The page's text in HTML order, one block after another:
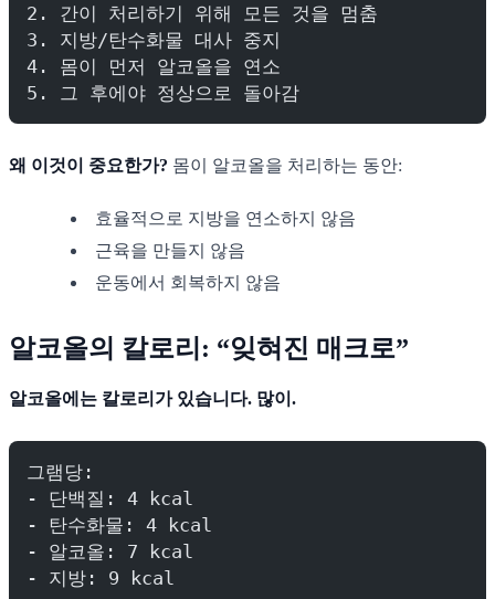
2. 간이 처리하기 위해 모든 것을 멈춤
3. 지방/탄수화물 대사 중지
4. 몸이 먼저 알코올을 연소
5. 그 후에야 정상으로 돌아감
왜 이것이 중요한가? 몸이 알코올을 처리하는 동안:
효율적으로 지방을 연소하지 않음
근육을 만들지 않음
운동에서 회복하지 않음
알코올의 칼로리: “잊혀진 매크로”
알코올에는 칼로리가 있습니다. 많이.
그램당:
- 단백질: 4 kcal
- 탄수화물: 4 kcal
- 알코올: 7 kcal
- 지방: 9 kcal